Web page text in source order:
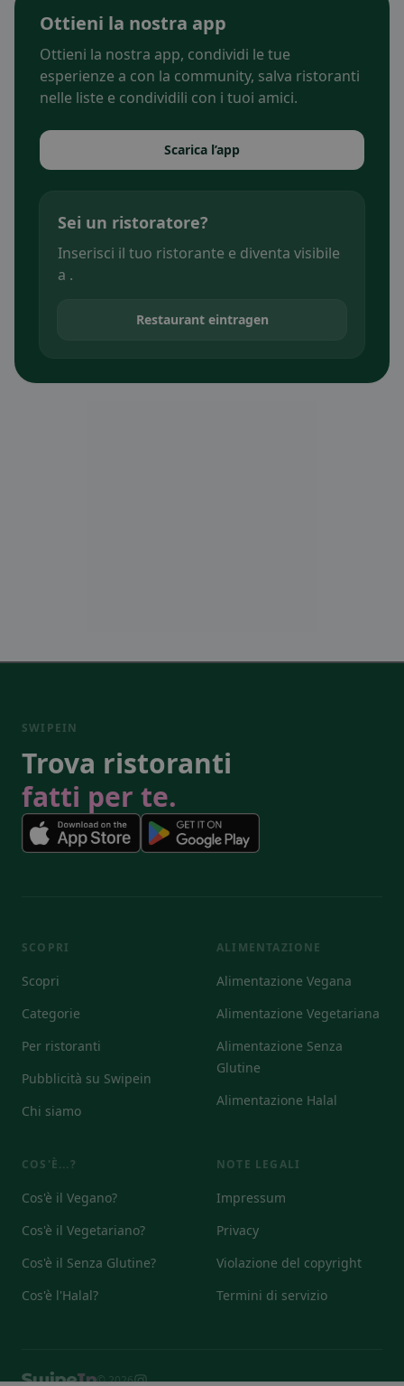
Ottieni la nostra app
Ottieni la nostra app, condividi le tue
esperienze a con la community, salva ristoranti
nelle liste e condividili con i tuoi amici.
Scarica l’app
Sei un ristoratore?
Inserisci il tuo ristorante e diventa visibile
a .
Restaurant eintragen
SWIPEIN
Trova ristoranti
fatti per te.
SCOPRI
Scopri
Categorie
Per ristoranti
Pubblicità su Swipein
Chi siamo
ALIMENTAZIONE
Alimentazione Vegana
Alimentazione Vegetariana
Alimentazione Senza
Glutine
Alimentazione Halal
COS'È...?
Cos'è il Vegano?
Cos'è il Vegetariano?
Cos'è il Senza Glutine?
Cos'è l'Halal?
NOTE LEGALI
Impressum
Privacy
Violazione del copyright
Termini di servizio
© 2026